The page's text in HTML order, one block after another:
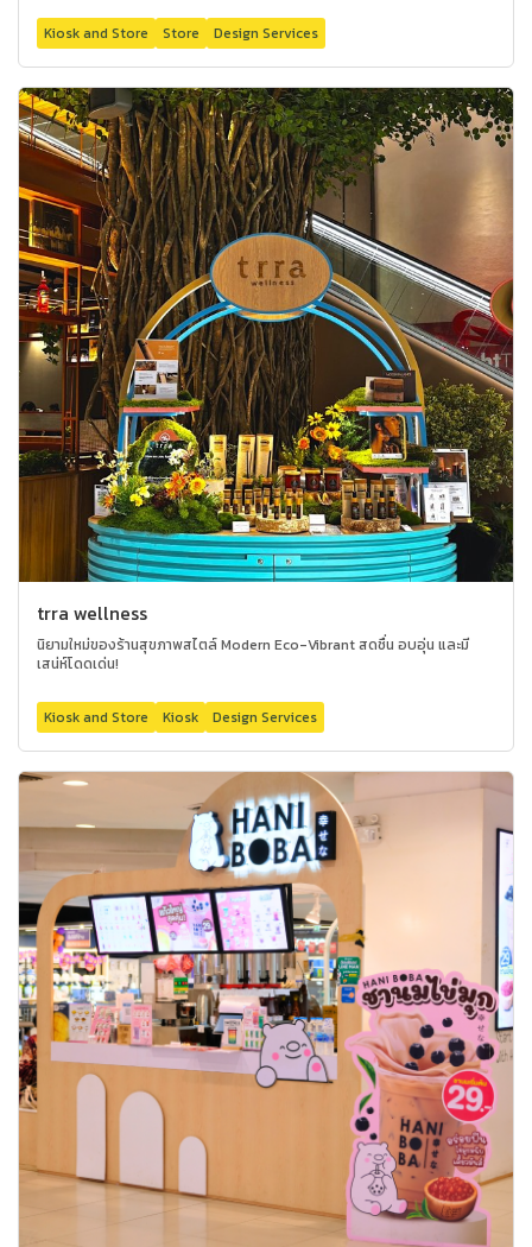
Kiosk and Store Store Design Services
trra wellness
นิยามใหม่ของร้านสุขภาพสไตล์ Modern Eco-Vibrant สดชื่น อบอุ่น และมี
เสน่ห์โดดเด่น!
Kiosk and Store Kiosk Design Services